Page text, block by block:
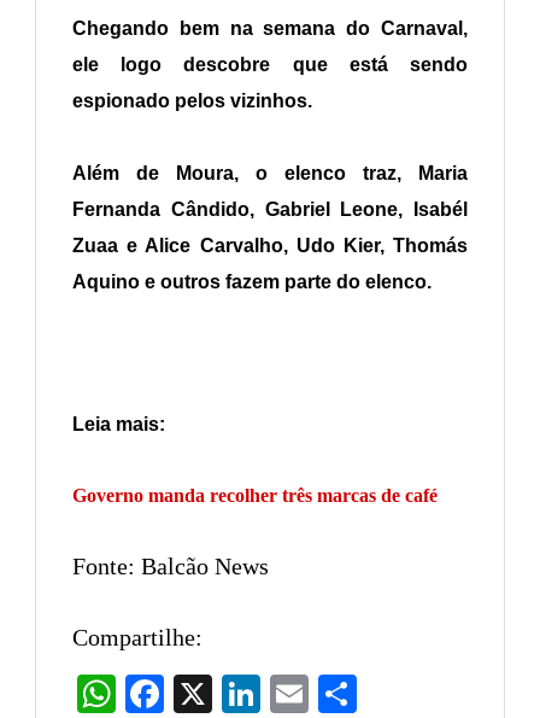
Chegando bem na semana do Carnaval,
ele logo descobre que está sendo
espionado pelos vizinhos.
Além de Moura, o elenco traz, Maria
Fernanda Cândido, Gabriel Leone, Isabél
Zuaa e Alice Carvalho, Udo Kier, Thomás
Aquino e outros fazem parte do elenco.
Leia mais:
Governo manda recolher três marcas de café
Fonte: Balcão News
Compartilhe:
WhatsAppFacebook LinkedIn
Email